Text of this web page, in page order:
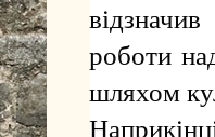
роботи
шляхом